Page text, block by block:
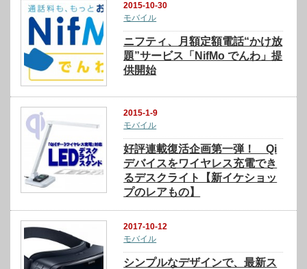
2015-10-30
モバイル
ニフティ、月額定額電話“かけ放
題”サービス「NifMo でんわ」提
供開始
2015-1-9
モバイル
好評連載復活企画第一弾！ Qi
デバイスをワイヤレス充電でき
るデスクライト【新イケショッ
プのレアもの】
2017-10-12
モバイル
シンプルなデザインで、最新ス